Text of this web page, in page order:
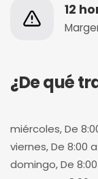
12
¿De qué
miércoles, De
viernes, De 8:00
domingo, De 8:00